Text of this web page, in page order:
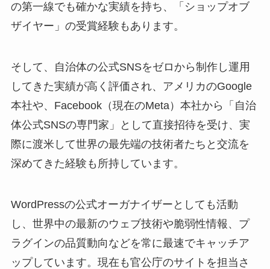
の第一線でも確かな実績を持ち、「ショップオブ
ザイヤー」の受賞経験もあります。
そして、自治体の公式SNSをゼロから制作し運用
してきた実績が高く評価され、アメリカのGoogle
本社や、Facebook（現在のMeta）本社から「自治
体公式SNSの専門家」として直接招待を受け、実
際に渡米して世界の最先端の技術者たちと交流を
深めてきた経験も所持しています。
WordPressの公式オーガナイザーとしても活動
し、世界中の最新のウェブ技術や脆弱性情報、プ
ラグインの品質動向などを常に最速でキャッチア
ップしています。現在も官公庁のサイトを担当さ